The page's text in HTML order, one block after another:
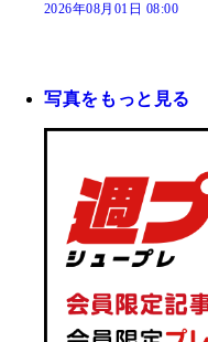
2026年08月01日 08:00
写真をもっと見る